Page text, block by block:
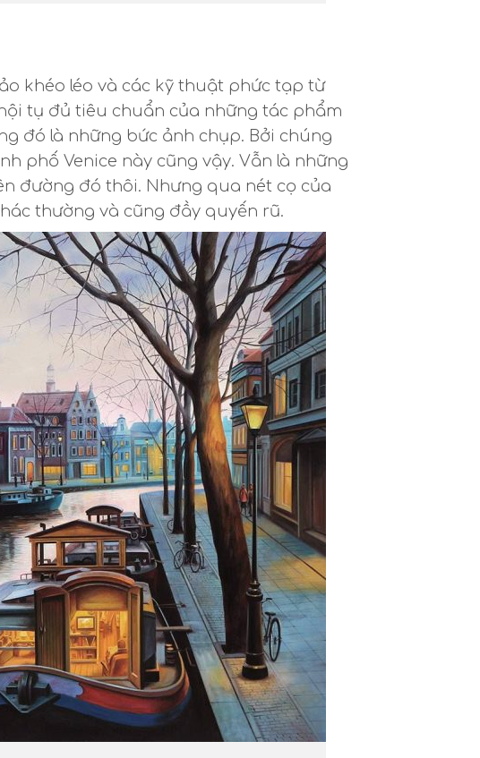
khéo léo và các kỹ thuật phức tạp từ
tụ đủ tiêu chuẩn của những tác phẩm
đó là những bức ảnh chụp. Bởi chúng
phố Venice này cũng vậy. Vẫn là những
đường đó thôi. Nhưng qua nét cọ của
thường và cũng đầy quyến rũ.